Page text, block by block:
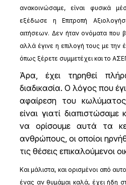
ανακοινώσαμε, είναι φυσικά
εξέδωσε η Επιτροπή
αιτήσεων. Δεν ήταν ονόματα που
αλλά έγινε η επιλογή τους με την
όπως ξέρετε συμμετέχει και το
Άρα, έχει τηρηθεί
διαδικασία. Ο λόγος που
αφαίρεση του
είναι γιατί
να ορίσουμε αυτά τα
ανθρώπους, οι οποίοι
τις θέσεις επικαλούμενοι
Και μάλιστα, και ορισμένοι από
ένας αν θυμάμαι καλά, έχει ήδη